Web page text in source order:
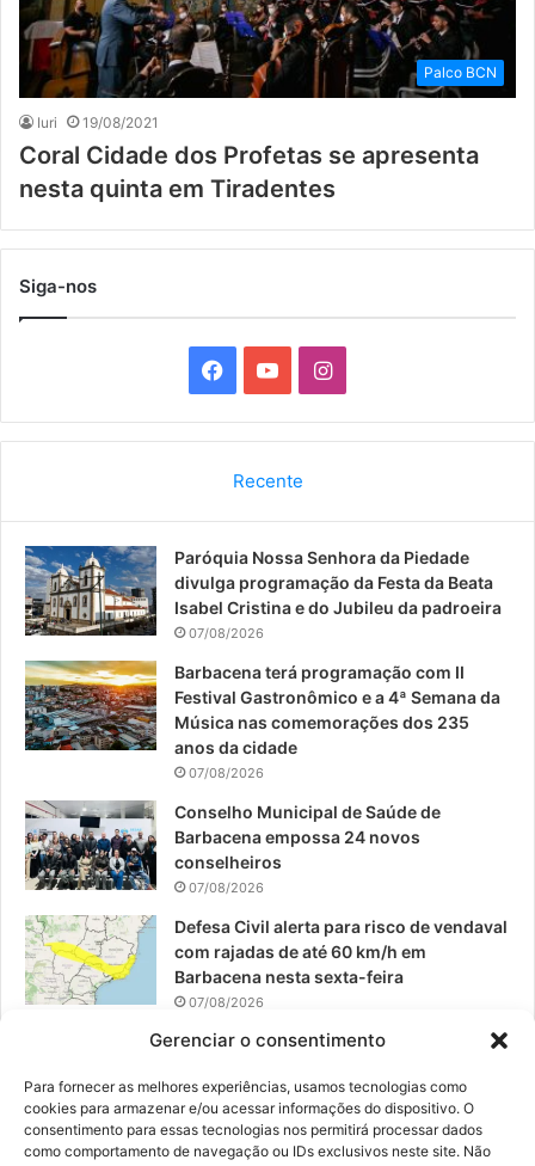
Gerenciar o consentimento
Para fornecer as melhores experiências, usamos tecnologias como
cookies para armazenar e/ou acessar informações do dispositivo. O
consentimento para essas tecnologias nos permitirá processar dados
como comportamento de navegação ou IDs exclusivos neste site. Não
Palco BCN
Iuri 19/08/2021
Coral Cidade dos Profetas se apresenta
nesta quinta em Tiradentes
Siga-nos
a
b
o
k
o
u
b
I
n
a
g
a
Recente
Paróquia Nossa Senhora da Piedade
divulga programação da Festa da Beata
Isabel Cristina e do Jubileu da padroeira
07/08/2026
Barbacena terá programação com II
Festival Gastronômico e a 4ª Semana da
Música nas comemorações dos 235
anos da cidade
07/08/2026
Conselho Municipal de Saúde de
Barbacena empossa 24 novos
conselheiros
07/08/2026
Defesa Civil alerta para risco de vendaval
com rajadas de até 60 km/h em
Barbacena nesta sexta-feira
07/08/2026
EPCAR tem a melhor nota do IDEB no
06/08/2026